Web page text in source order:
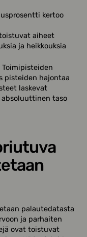
kertoo
aiheet
ja heikkouksia
pisteiden hajontaa
laskevat
taso
palautedatasta
ja parhaiten
ovat toistuvat